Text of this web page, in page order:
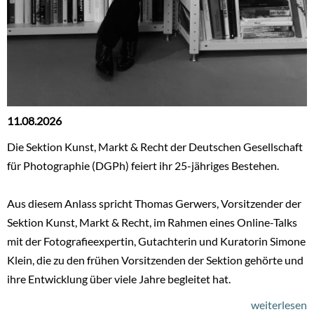
11.08.2026
Die Sektion Kunst, Markt & Recht der Deutschen Gesellschaft
für Photographie (DGPh) feiert ihr 25-jähriges Bestehen.
Aus diesem Anlass spricht Thomas Gerwers, Vorsitzender der
Sektion Kunst, Markt & Recht, im Rahmen eines Online-Talks
mit der Fotografieexpertin, Gutachterin und Kuratorin Simone
Klein, die zu den frühen Vorsitzenden der Sektion gehörte und
ihre Entwicklung über viele Jahre begleitet hat.
weiterlesen